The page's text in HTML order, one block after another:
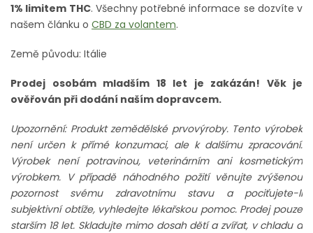
1% limitem THC. Všechny potřebné informace se dozvíte v
našem článku o CBD za volantem.
Země původu: Itálie
Prodej osobám mladším 18 let je zakázán! Věk je
ověřován při dodání naším dopravcem.
Upozornění: Produkt zemědělské prvovýroby. Tento výrobek
není určen k přímé konzumaci, ale k dalšímu zpracování.
Výrobek není potravinou, veterinárním ani kosmetickým
výrobkem. V případě náhodného požití věnujte zvýšenou
pozornost svému zdravotnímu stavu a pociťujete-li
subjektivní obtíže, vyhledejte lékařskou pomoc. Prodej pouze
starším 18 let. Skladujte mimo dosah dětí a zvířat, v chladu a